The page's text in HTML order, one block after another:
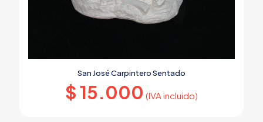
San José Carpintero Sentado
$15.000 (IVA incluido)